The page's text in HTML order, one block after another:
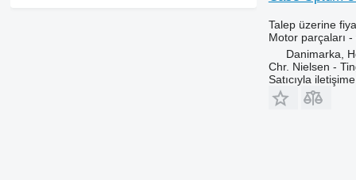
Talep üzerine
Motor parçaları -
Danimarka,
Chr. Nielsen -
Satıcıyla